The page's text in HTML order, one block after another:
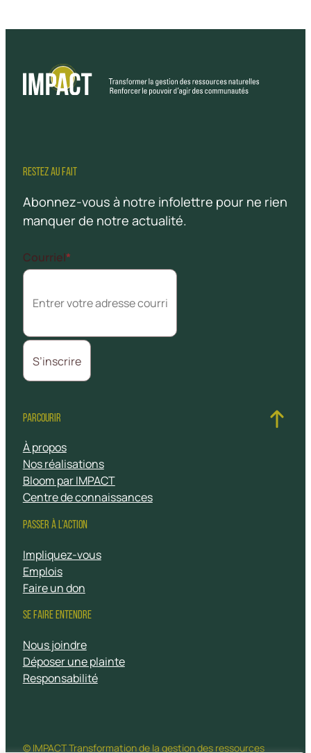
RESTEZ AU FAIT
Abonnez-vous à notre infolettre pour ne rien
manquer de notre actualité.
Courriel*
PARCOURIR
À propos
Nos réalisations
Bloom par IMPACT
Centre de connaissances
PASSER À L’ACTION
Impliquez-vous
Emplois
Faire un don
SE FAIRE ENTENDRE
Nous joindre
Déposer une plainte
Responsabilité
© IMPACT Transformation de la gestion des ressources